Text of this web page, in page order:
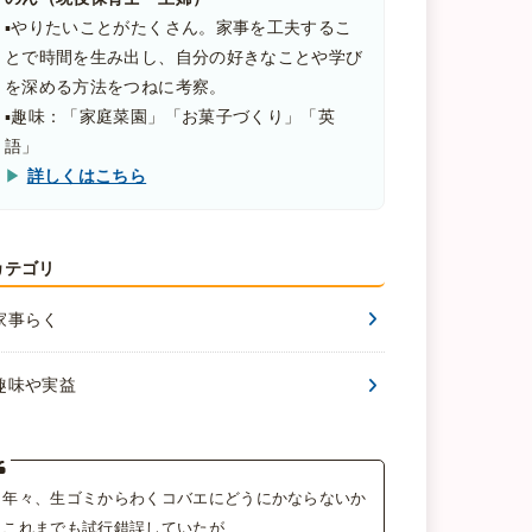
▪️やりたいことがたくさん。家事を工夫するこ
とで時間を生み出し、自分の好きなことや学び
を深める方法をつねに考察。
▪️趣味：「家庭菜園」「お菓子づくり」「英
語」
▶ 詳しくはこちら
テゴリ
事らく
味や実益
年々、生ゴミからわくコバエにどうにかならないか
これまでも試行錯誤していたが